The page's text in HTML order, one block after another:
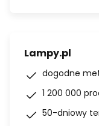
Lampy.pl
dogodne
1 200 000
50-dniowy